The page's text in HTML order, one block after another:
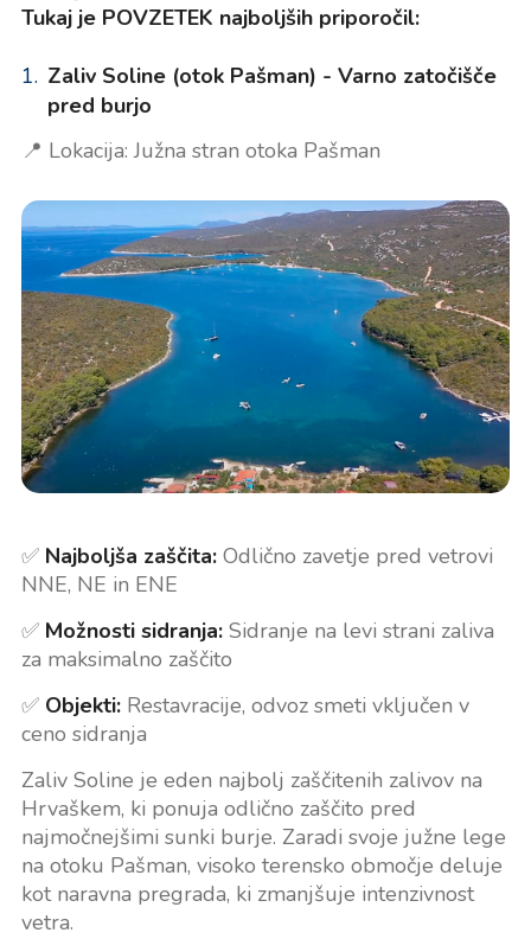
Tukaj je POVZETEK najboljših priporočil:
Zaliv Soline (otok Pašman) - Varno zatočišče
pred burjo
📍 Lokacija: Južna stran otoka Pašman
✅ Najboljša zaščita:Odlično zavetje pred vetrovi
NNE, NE in ENE
✅ Možnosti sidranja:Sidranje na levi strani zaliva
za maksimalno zaščito
✅ Objekti:Restavracije, odvoz smeti vključen v
ceno sidranja
Zaliv Soline je eden najbolj zaščitenih zalivov na
Hrvaškem, ki ponuja odlično zaščito pred
najmočnejšimi sunki burje. Zaradi svoje južne lege
na otoku Pašman, visoko terensko območje deluje
kot naravna pregrada, ki zmanjšuje intenzivnost
vetra.